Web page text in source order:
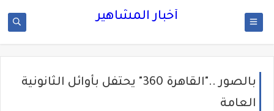
أخبار المشاهير
بالصور .."القاهرة 360" يحتفل بأوائل الثانونية
العامة